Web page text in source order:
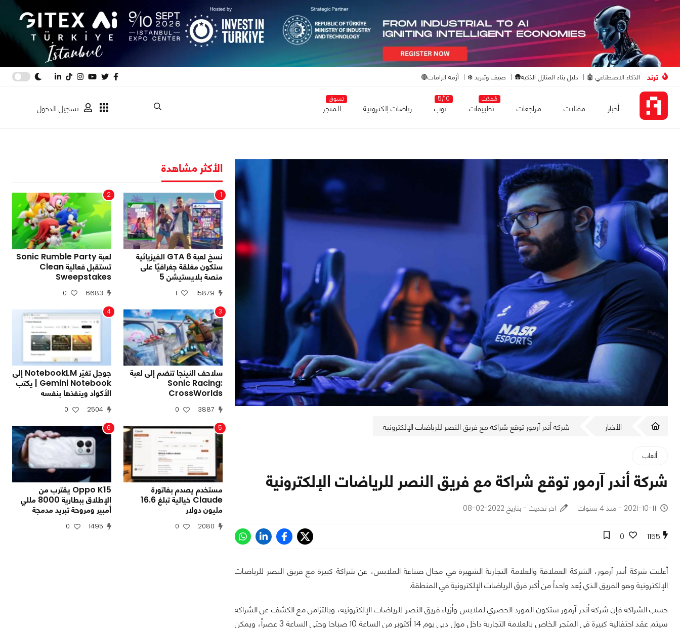
ترند الذكاء الاصطناعي 🤖 دليل بناء المنازل الذكية🛖 صيف وتبريد ❄️ أزمة الرامات🔴
أخبار مقالات مراجعات
مُحدّث
تطبيقات
5/10
توب رياضات إلكترونية
تسوق
المتجر تسجيل الدخول
الأخبار شركة أندر آرمور توقع شراكة مع فريق النصر للرياضات الإلكترونية
ألعاب
شركة أندر آرمور توقع شراكة مع فريق النصر للرياضات الإلكترونية
2021-10-11 - منذ 4 سنوات اخر تحديث - بتاريخ 2022-02-08
1155
0
أعلنت شركة أندر آرمور، الشركة العملاقة والعلامة التجارية الشهيرة في مجال صناعة الملابس، عن شراكة كبيرة مع فريق النصر للرياضات
الإلكترونية وهو الفريق الذي يُعد واحداً من أكبر فرق الرياضات الإلكترونية في المنطقة.
حسب الشراكة فإن شركة أندر آرمور ستكون المورد الحصري لملابس وأزياء فريق النصر للرياضات الإلكترونية، وبالتزامن مع الكشف عن الشراكة
سيتم عقد احتفالية كبيرة في المتجر الخاص بالعلامة التجارية داخل مول دبي يوم 14 أكتوبر من الساعة 10 صباحا وحتى الساعة 3 عصراً، ويمكن
الأكثر مشاهدة
1
نسخ لعبة GTA 6 الفيزيائية
ستكون مغلقة جغرافيًا على
منصة بلايستيشن 5
15879
1
2
لعبة Sonic Rumble Party
تستقبل فعالية Clean
Sweepstakes
6683
0
3
سلاحف النينجا تنضم إلى لعبة
Sonic Racing:
CrossWorlds
3887
0
4
جوجل تغيّر NotebookLM إلى
Gemini Notebook | يكتب
الأكواد وينفذها بنفسه
2504
0
5
مستخدم يصدم بفاتورة
Claude خيالية تبلغ 16.6
مليون دولار
2080
0
6
Oppo K15 يقترب من
الإطلاق ببطارية 8000 مللي
أمبير ومروحة تبريد مدمجة
1495
0